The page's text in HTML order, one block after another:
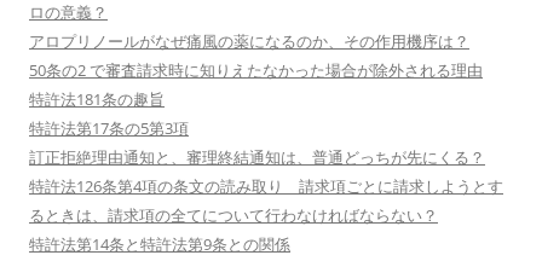
ロの意義？
アロプリノールがなぜ痛風の薬になるのか、その作用機序は？
50条の2 で審査請求時に知りえたなかった場合が除外される理由
特許法181条の趣旨
特許法第17条の5第3項
訂正拒絶理由通知と、審理終結通知は、普通どっちが先にくる？
特許法126条第4項の条文の読み取り 請求項ごとに請求しようとす
るときは、請求項の全てについて行わなければならない？
特許法第14条と特許法第9条との関係